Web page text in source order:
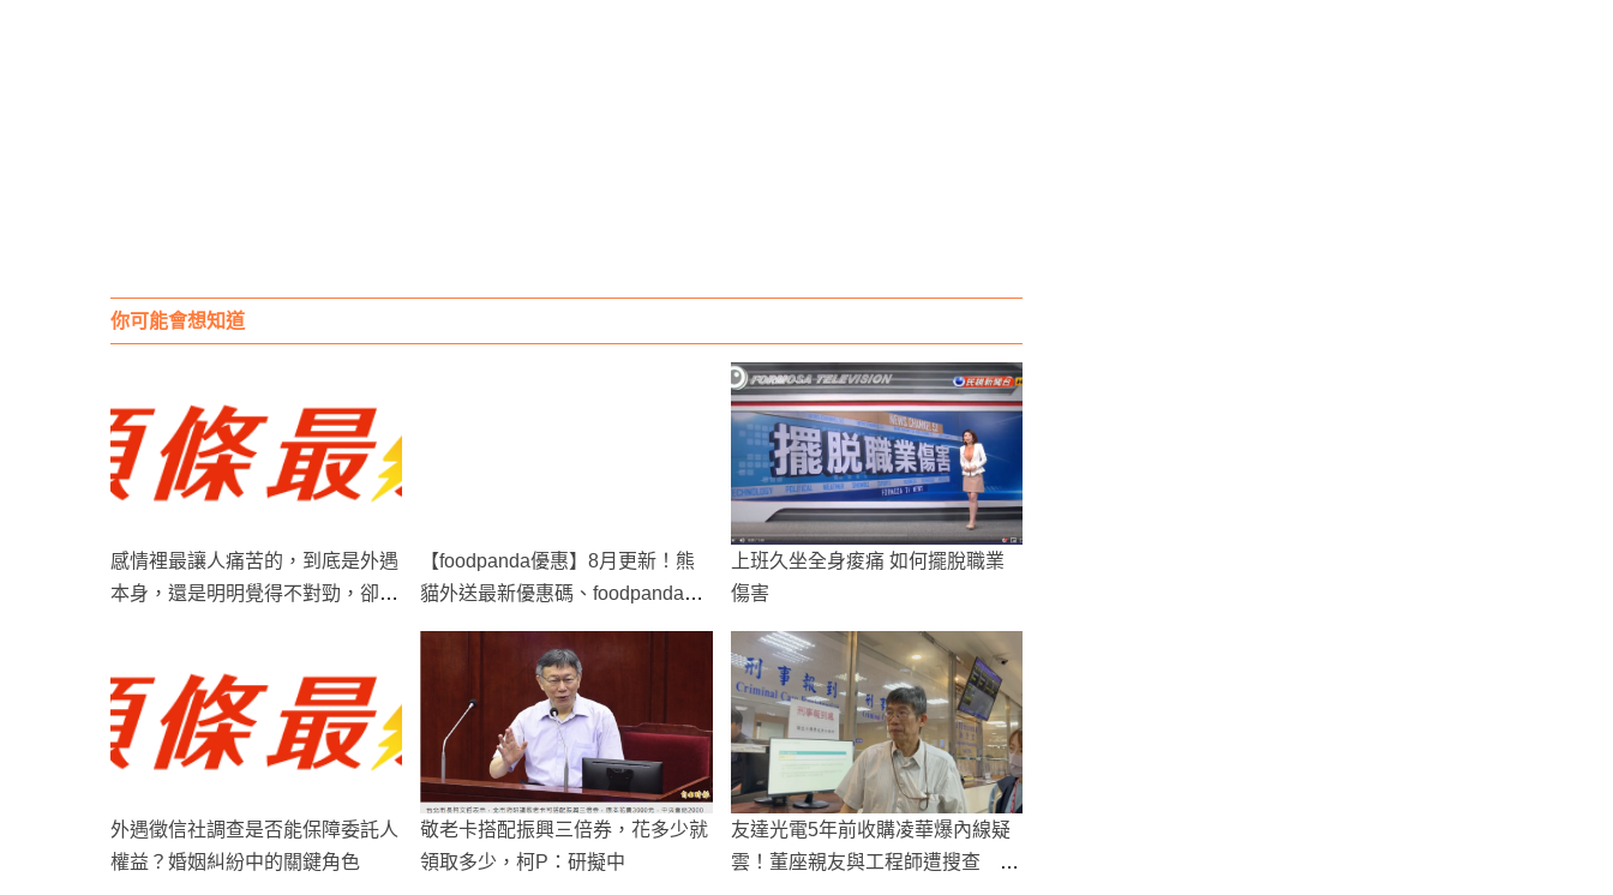
你可能會想知道
感情裡最讓人痛苦的，到底是外遇
本身，還是明明覺得不對勁，卻一
【foodpanda優惠】8月更新！熊
貓外送最新優惠碼、foodpanda免
上班久坐全身痠痛 如何擺脫職業
傷害
外遇徵信社調查是否能保障委託人
權益？婚姻糾紛中的關鍵角色
敬老卡搭配振興三倍券，花多少就
領取多少，柯P：研擬中
友達光電5年前收購凌華爆內線疑
雲！董座親友與工程師遭搜查 多